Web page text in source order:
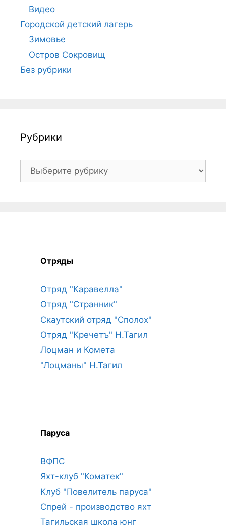
Видео
Городской детский лагерь
Зимовье
Остров Сокровищ
Без рубрики
Рубрики
Рубрики
Отряды
Отряд "Каравелла"
Отряд "Странник"
Скаутский отряд "Сполох"
Отряд "Кречетъ" Н.Тагил
Лоцман и Комета
"Лоцманы" Н.Тагил
Паруса
ВФПС
Яхт-клуб "Коматек"
Клуб "Повелитель паруса"
Спрей - производство яхт
Тагильская школа юнг